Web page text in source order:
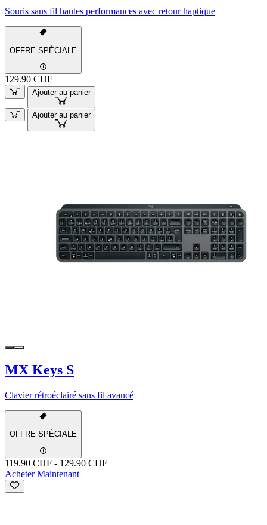
Souris sans fil hautes performances avec retour haptique
OFFRE SPÉCIALE
129.90 CHF
Ajouter au panier
Ajouter au panier
MX Keys S
Clavier rétroéclairé sans fil avancé
OFFRE SPÉCIALE
119.90 CHF - 129.90 CHF
Acheter Maintenant